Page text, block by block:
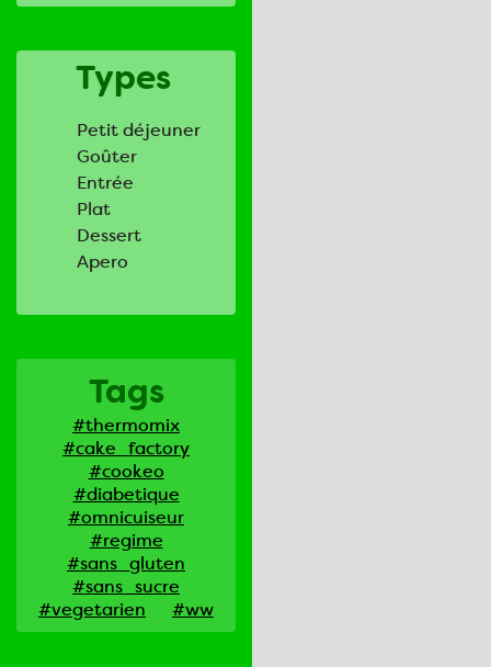
Types
Petit déjeuner
Goûter
Entrée
Plat
Dessert
Apero
Tags
#thermomix
#cake_factory
#cookeo
#diabetique
#omnicuiseur
#regime
#sans_gluten
#sans_sucre
#vegetarien
#ww